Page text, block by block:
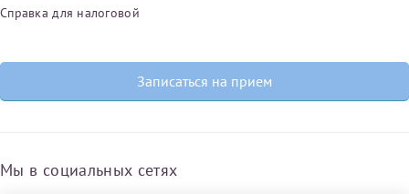
Справка для налоговой
Записаться на прием
Мы в социальных сетях